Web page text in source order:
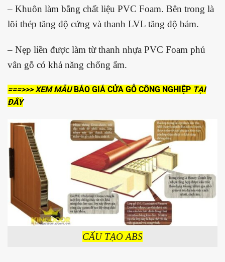
– Khuôn làm bằng chất liệu PVC Foam. Bên trong là
lõi thép tăng độ cứng và thanh LVL tăng độ bám.
– Nẹp liền được làm từ thanh nhựa PVC Foam phủ
vân gỗ có khả năng chống ẩm.
===>>> XEM MẪU BÁO GIÁ CỬA GỖ CÔNG NGHIỆP TẠI
ĐÂY
CẤU TẠO ABS